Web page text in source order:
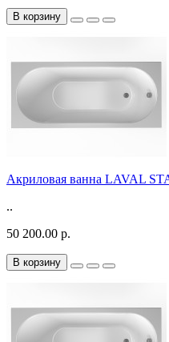
В корзину
Акриловая ванна LAVAL
..
50 200.00 р.
В корзину